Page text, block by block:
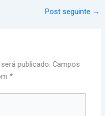
Post seguinte →
publicado. Campos
*